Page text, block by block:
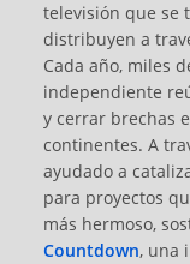
televisión que se
distribuyen a
Cada año, miles
independiente
y cerrar brechas
continentes. A
ayudado a
para proyectos
más hermoso,
Countdown, una